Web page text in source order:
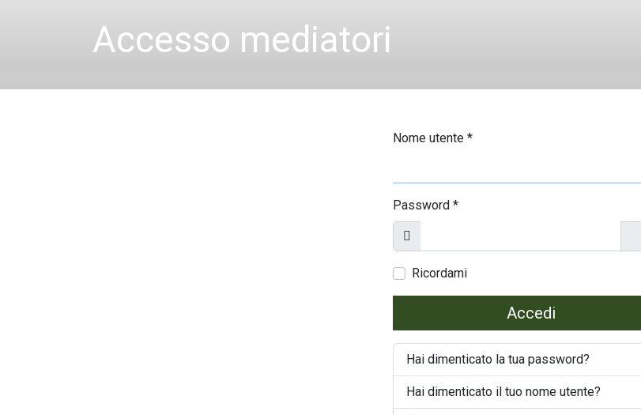
Accesso mediatori
Nome utente *
Password *
Mostra
Ricordami
Accedi
Hai dimenticato la tua password?
Hai dimenticato il tuo nome utente?